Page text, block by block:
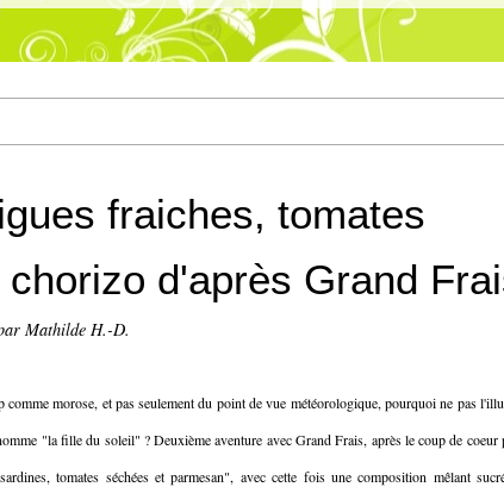
fraiches, tomates
d'après Grand
Mathilde H.-D.
comme morose, et pas seulement du point de vue météorologique, pourquoi ne pas
"la fille du soleil" ? Deuxième aventure avec Grand Frais, après le coup de coeur
tomates séchées et parmesan", avec cette fois une composition mêlant